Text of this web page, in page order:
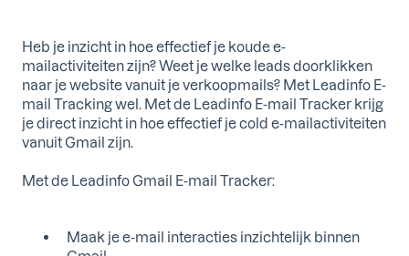
Heb je inzicht in hoe effectief je koude e-
mailactiviteiten zijn? Weet je welke leads doorklikken
naar je website vanuit je verkoopmails? Met Leadinfo E-
mail Tracking wel. Met de Leadinfo E-mail Tracker krijg
je direct inzicht in hoe effectief je cold e-mailactiviteiten
vanuit Gmail zijn.
Met de Leadinfo Gmail E-mail Tracker:
Maak je e-mail interacties inzichtelijk binnen